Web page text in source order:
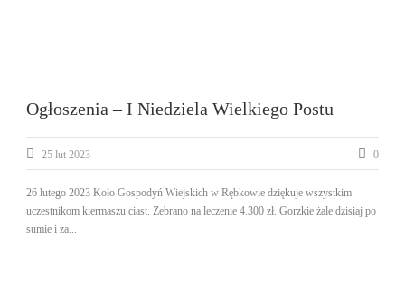
Ogłoszenia – I Niedziela Wielkiego Postu
25 lut 2023 0
26 lutego 2023 Koło Gospodyń Wiejskich w Rębkowie dziękuje wszystkim
uczestnikom kiermaszu ciast. Zebrano na leczenie 4.300 zł. Gorzkie żale dzisiaj po
sumie i za...